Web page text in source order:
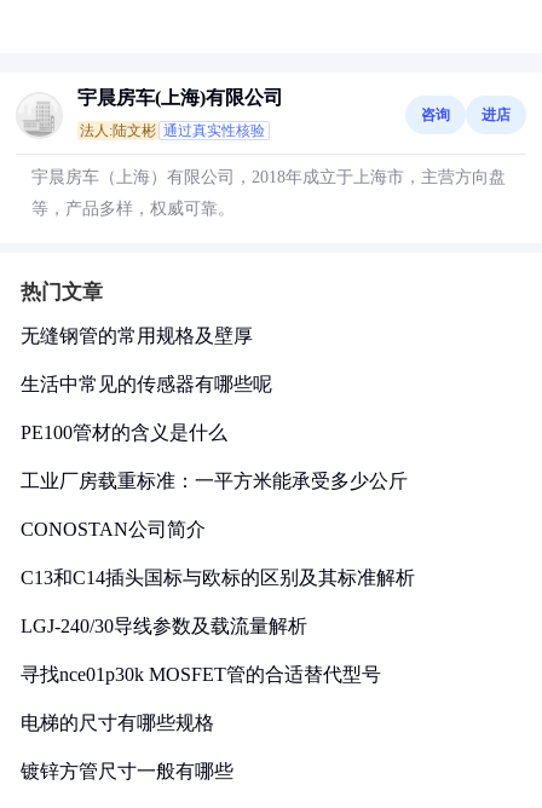
宇晨房车(上海)有限公司
法人:陆文彬 通过真实性核验
咨询 进店
宇晨房车（上海）有限公司，2018年成立于上海市，主营方向盘
等，产品多样，权威可靠。
热门文章
无缝钢管的常用规格及壁厚
生活中常见的传感器有哪些呢
PE100管材的含义是什么
工业厂房载重标准：一平方米能承受多少公斤
CONOSTAN公司简介
C13和C14插头国标与欧标的区别及其标准解析
LGJ-240/30导线参数及载流量解析
寻找nce01p30k MOSFET管的合适替代型号
电梯的尺寸有哪些规格
镀锌方管尺寸一般有哪些